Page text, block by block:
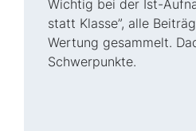
Wichtig bei der Ist-
statt Klasse”, alle
Wertung gesammelt.
Schwerpunkte.